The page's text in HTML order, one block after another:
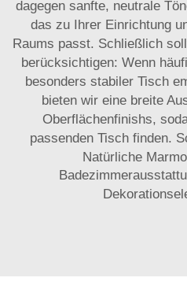
dagegen sanfte, neutrale
das zu Ihrer Einrichtung
Raums passt. Schließlich
berücksichtigen: Wenn
besonders stabiler Tisch
bieten wir eine breite
Oberflächenfinishs,
passenden Tisch finden.
Natürliche